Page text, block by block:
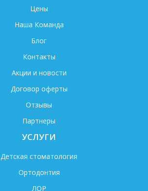
Цены
Наша Команда
Блог
Контакты
Акции и новости
Договор оферты
Отзывы
Партнеры
УСЛУГИ
Детская стоматология
Ортодонтия
ЛОР